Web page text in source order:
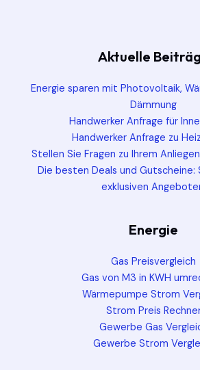
Aktuelle
Energie sparen mit Photovoltaik,
Dämmung
Handwerker Anfrage für
Handwerker Anfrage zu
Stellen Sie Fragen zu Ihrem
Die besten Deals und
exklusiven
Energie
Gas Preisvergleich
Gas von M3 in KWH
Wärmepumpe Strom
Strom Preis
Gewerbe Gas
Gewerbe Strom